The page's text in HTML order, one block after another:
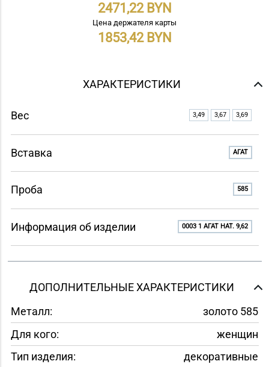
2471,22
Цена держателя карты
1853,42
ХАРАКТЕРИСТИКИ
Вес 3,49 3,67 3,69
Вставка АГАТ
Проба 585
Информация об изделии 0003 1 АГАТ НАТ. 9,62
ДОПОЛНИТЕЛЬНЫЕ ХАРАКТЕРИСТИКИ
Металл:
золото 585
Для кого:
женщин
Тип изделия:
декоративные